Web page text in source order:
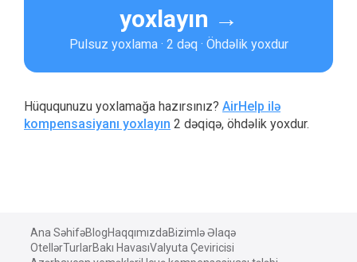
yoxlayın →
Pulsuz yoxlama · 2 dəq · Öhdəlik yoxdur
Hüququnuzu yoxlamağa hazırsınız? AirHelp ilə
kompensasiyanı yoxlayın 2 dəqiqə, öhdəlik yoxdur.
Ana SəhifəBlogHaqqımızdaBizimlə Əlaqə
OtellərTurlarBakı HavasıValyuta Çeviricisi